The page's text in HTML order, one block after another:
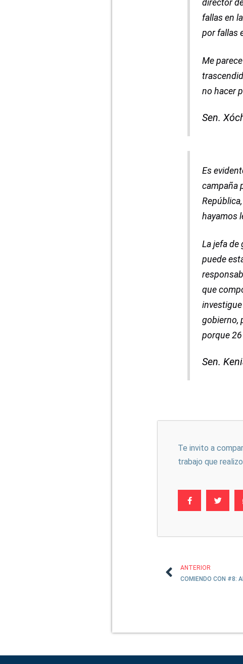
director
fallas en
por fallas
Me
no hacer
Sen.
Es
campaña
hayamos
La jefa de
puede
que
gobierno,
porque
Sen.
Te invito a
trabajo que
ANTERIOR